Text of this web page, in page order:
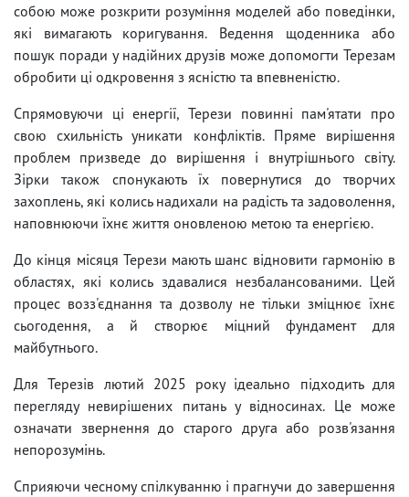
собою може розкрити розуміння моделей або поведінки,
які вимагають коригування. Ведення щоденника або
пошук поради у надійних друзів може допомогти Терезам
обробити ці одкровення з ясністю та впевненістю.
Спрямовуючи ці енергії, Терези повинні пам'ятати про
свою схильність уникати конфліктів. Пряме вирішення
проблем призведе до вирішення і внутрішнього світу.
Зірки також спонукають їх повернутися до творчих
захоплень, які колись надихали на радість та задоволення,
наповнюючи їхнє життя оновленою метою та енергією.
До кінця місяця Терези мають шанс відновити гармонію в
областях, які колись здавалися незбалансованими. Цей
процес возз'єднання та дозволу не тільки зміцнює їхнє
сьогодення, а й створює міцний фундамент для
майбутнього.
Для Терезів лютий 2025 року ідеально підходить для
перегляду невирішених питань у відносинах. Це може
означати звернення до старого друга або розв'язання
непорозумінь.
Сприяючи чесному спілкуванню і прагнучи до завершення